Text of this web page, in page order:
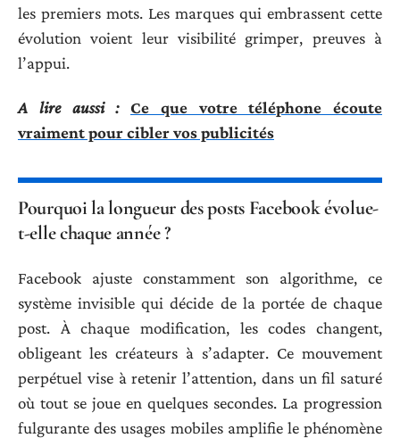
les premiers mots. Les marques qui embrassent cette
évolution voient leur visibilité grimper, preuves à
l’appui.
A lire aussi :
Ce que votre téléphone écoute
vraiment pour cibler vos publicités
Pourquoi la longueur des posts Facebook évolue-
t-elle chaque année ?
Facebook ajuste constamment son algorithme, ce
système invisible qui décide de la portée de chaque
post. À chaque modification, les codes changent,
obligeant les créateurs à s’adapter. Ce mouvement
perpétuel vise à retenir l’attention, dans un fil saturé
où tout se joue en quelques secondes. La progression
fulgurante des usages mobiles amplifie le phénomène